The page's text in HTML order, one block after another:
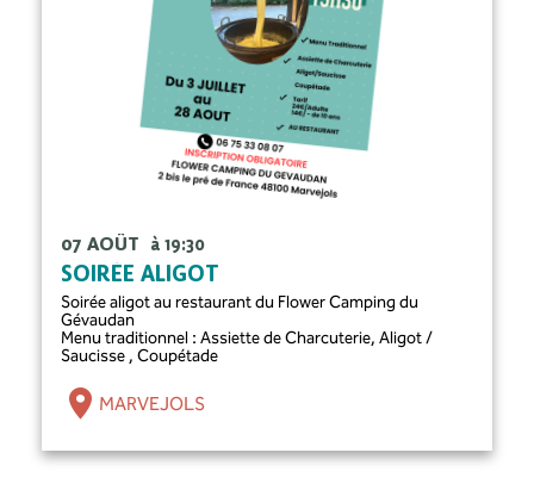
07 AOÛT à 19:30
SOIRÉE ALIGOT
Soirée aligot au restaurant du Flower Camping du
Gévaudan
Menu traditionnel : Assiette de Charcuterie, Aligot /
Saucisse , Coupétade
MARVEJOLS